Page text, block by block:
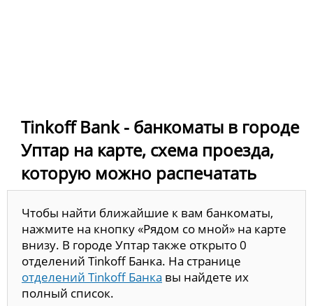
Tinkoff Bank - банкоматы в городе
Уптар на карте, схема проезда,
которую можно распечатать
Чтобы найти ближайшие к вам банкоматы,
нажмите на кнопку «Рядом со мной» на карте
внизу. В городе Уптар также открыто 0
отделений Tinkoff Банка. На странице
отделений Tinkoff Банка вы найдете их
полный список.